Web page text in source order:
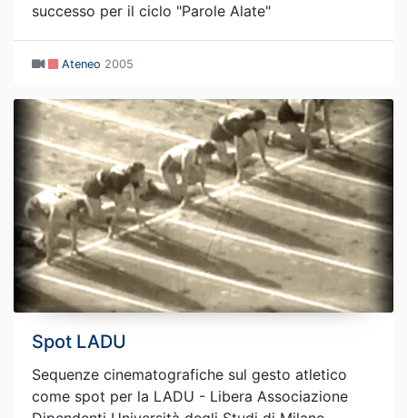
successo per il ciclo "Parole Alate"
Ateneo 2005
Spot LADU
Sequenze cinematografiche sul gesto atletico
come spot per la LADU - Libera Associazione